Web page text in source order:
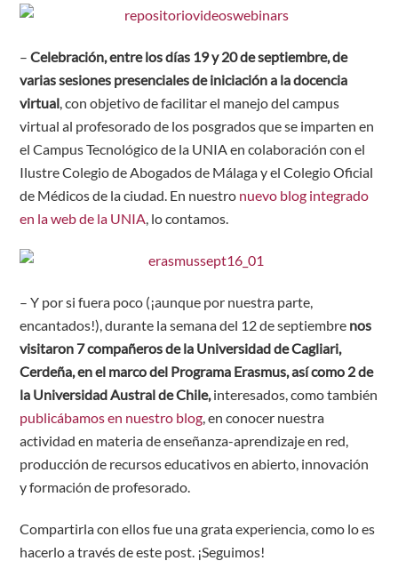
–Celebración, entre los días 19 y 20 de septiembre, de
varias sesiones presenciales de iniciación a la docencia
virtual, con objetivo de facilitar el manejo del campus
virtual al profesorado de los posgrados que se imparten en
el Campus Tecnológico de la UNIA en colaboración con el
Ilustre Colegio de Abogados de Málaga y el Colegio Oficial
de Médicos de la ciudad. En nuestro nuevo blog integrado
en la web de la UNIA, lo contamos.
– Y por si fuera poco (¡aunque por nuestra parte,
encantados!), durante la semana del 12 de septiembre nos
visitaron 7 compañeros de la Universidad de Cagliari,
Cerdeña, en el marco del Programa Erasmus, así como 2 de
la Universidad Austral de Chile, interesados, como también
publicábamos en nuestro blog , en conocer nuestra
actividad en materia de enseñanza-aprendizaje en red,
producción de recursos educativos en abierto, innovación
y formación de profesorado.
Compartirla con ellos fue una grata experiencia, como lo es
hacerlo a través de este post. ¡Seguimos!